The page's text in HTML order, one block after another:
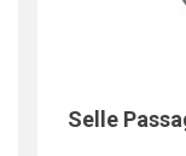
Selle